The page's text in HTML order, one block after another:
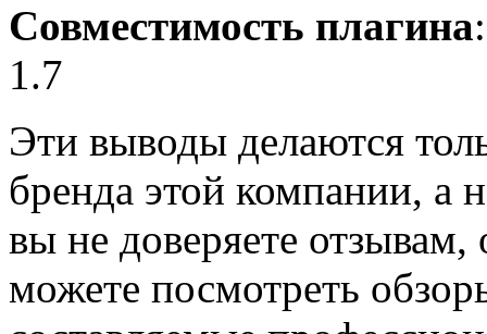
Совместимость плагина
1.7
Эти выводы делаются
бренда этой компании, а
вы не доверяете
можете посмотреть